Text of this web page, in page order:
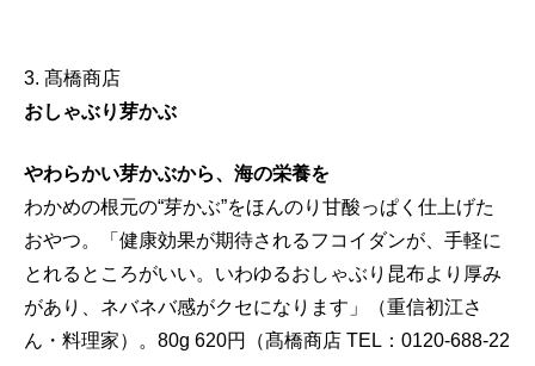
3. 髙橋商店
おしゃぶり芽かぶ
やわらかい芽かぶから、海の栄養を
わかめの根元の“芽かぶ”をほんのり甘酸っぱく仕上げた
おやつ。「健康効果が期待されるフコイダンが、手軽に
とれるところがいい。いわゆるおしゃぶり昆布より厚み
があり、ネバネバ感がクセになります」（重信初江さ
ん・料理家）。80g 620円（髙橋商店 TEL：0120-688-22